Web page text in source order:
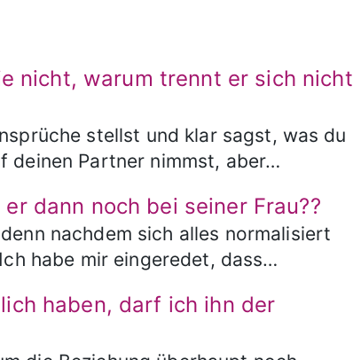
nicht, warum trennt er sich nicht
stellst und klar sagst, was du
deinen Partner nimmst, aber…
dann noch bei seiner Frau??
nachdem sich alles normalisiert
habe mir eingeredet, dass…
haben, darf ich ihn der